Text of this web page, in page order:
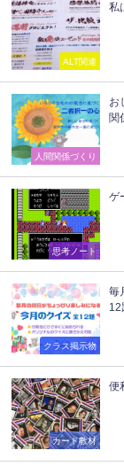
ALT関連
私
人間関係づくり
お
関
思考ノート
ゲ
クラス掲示物
毎
12
カード教材
便